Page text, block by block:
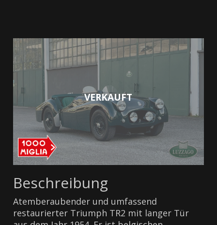
VERKAUFT
Beschreibung
Atemberaubender und umfassend
restaurierter Triumph TR2 mit langer Tür